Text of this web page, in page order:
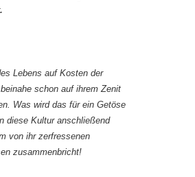
Lebens auf Kosten der
schon auf ihrem Zenit
Was wird das für ein Getöse
diese Kultur anschließend
von ihr zerfressenen
zusammenbricht!